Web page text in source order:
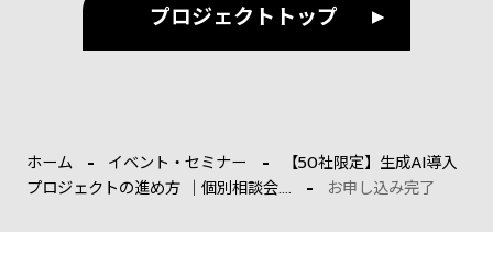
プロジェクトトップ
ホーム イベント・セミナー
【50社限定】生成AI導入
プロジェクトの進め方 ｜個別相談会....
お申し込み完了